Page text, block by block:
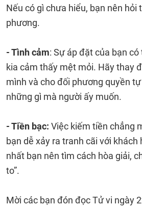
Nếu có gì chưa hiểu, bạn nên hỏi
phương.
- Tình cảm: Sự áp đặt của bạn
kia cảm thấy mệt mỏi. Hãy thay
mình và cho đối phương quyền
những gì mà người ấy muốn.
- Tiền bạc: Việc kiếm tiền chẳng
bạn dễ xảy ra tranh cãi với
nhất bạn nên tìm cách hòa giải,
to”.
Mời các bạn đón đọc Tử vi ngày